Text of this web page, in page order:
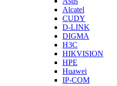
Alcatel
CUDY
D-LINK
DIGMA
H3C
HIKVISION
HPE
Huawei
IP-COM